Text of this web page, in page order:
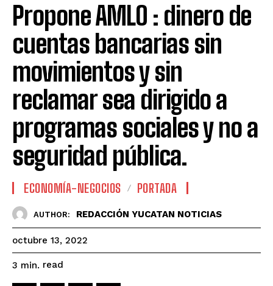
Propone AMLO : dinero de
cuentas bancarias sin
movimientos y sin
reclamar sea dirigido a
programas sociales y no a
seguridad pública.
ECONOMÍA-NEGOCIOS PORTADA
AUTHOR: REDACCIÓN YUCATAN NOTICIAS
octubre 13, 2022
3 min. read